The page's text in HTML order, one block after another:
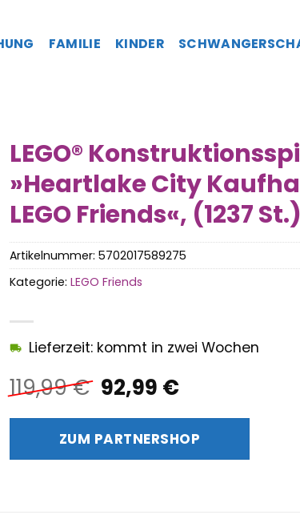
FAMILIE KINDER
LEGO®
»Heartlake City
LEGO Friends«, (1237 St.)
119,99€ Ursprünglicher
Preis
war:
119,99 €
92,99 €Aktueller
ist:
92,99 €.
Lieferzeit: kommt in zwei Wochen
ZUM PARTNERSHOP
Artikelnummer: 5702017589275
Kategorie: LEGO Friends